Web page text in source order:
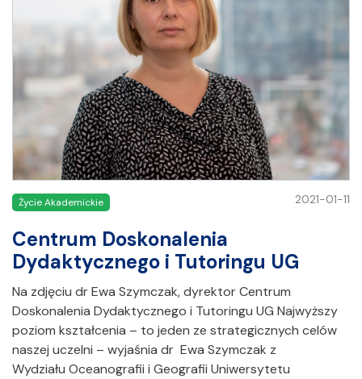
Życie Akademickie 2021-01-11
Centrum Doskonalenia
Dydaktycznego i Tutoringu UG
Na zdjęciu dr Ewa Szymczak, dyrektor Centrum
Doskonalenia Dydaktycznego i Tutoringu UG Najwyższy
poziom kształcenia – to jeden ze strategicznych celów
naszej uczelni – wyjaśnia dr Ewa Szymczak z
Wydziału Oceanografii i Geografii Uniwersytetu